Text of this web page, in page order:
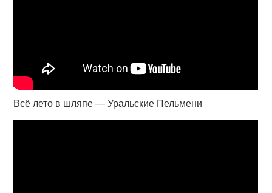
Всё лето в шляпе — Уральские Пельмени